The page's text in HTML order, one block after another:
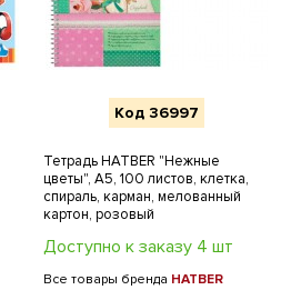
Код 36997
Тетрадь HATBER "Нежные
цветы", А5, 100 листов, клетка,
спираль, карман, мелованный
картон, розовый
Доступно к заказу 4 шт
Все товары бренда HATBER